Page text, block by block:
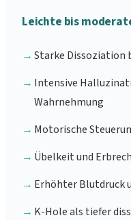
Leichte bis
→ Starke Dissoziation
→ Intensive
Wahrnehmung
→ Motorische
→ Übelkeit und
→ Erhöhter Blutdruck
→ K-Hole als tiefer